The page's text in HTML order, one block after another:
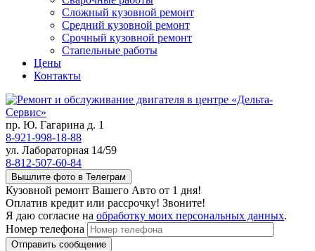
Сложный кузовной ремонт
Средний кузовной ремонт
Срочный кузовной ремонт
Стапельные работы
Цены
Контакты
пр. Ю. Гагарина д. 1
8-921-998-18-88
ул. Лабораторная 14/59
8-812-507-60-84
Вышлите фото в Телеграм
Кузовной ремонт Вашего Авто от 1 дня!
Оплатив кредит или рассрочку! Звоните!
Я даю согласие на обработку моих персональных данных.
Номер телефона